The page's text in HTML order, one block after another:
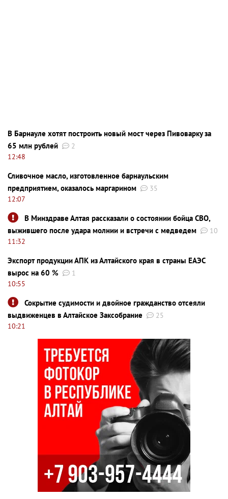
В Барнауле хотят построить новый мост через Пивоварку за
65 млн рублей
2
12:48
Сливочное масло, изготовленное барнаульским
предприятием, оказалось маргарином
35
12:07
В Минздраве Алтая рассказали о состоянии бойца СВО,
выжившего после удара молнии и встречи с медведем
10
11:32
Экспорт продукции АПК из Алтайского края в страны ЕАЭС
вырос на 60 %
1
10:55
Сокрытие судимости и двойное гражданство отсеяли
выдвиженцев в Алтайское Заксобрание
25
10:21